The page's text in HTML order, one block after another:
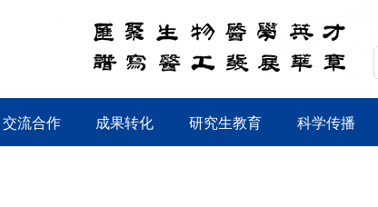
交流合作 成果转化 研究生教育 科学传播